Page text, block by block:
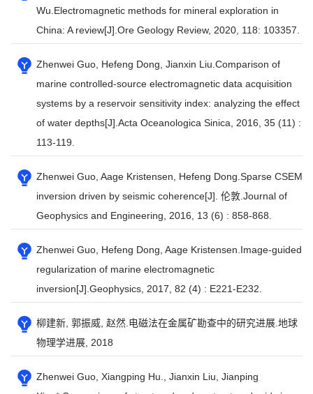
Wu.Electromagnetic methods for mineral exploration in
China: A review[J].Ore Geology Review, 2020, 118: 103357.
Zhenwei Guo, Hefeng Dong, Jianxin Liu.Comparison of
marine controlled-source electromagnetic data acquisition
systems by a reservoir sensitivity index: analyzing the effect
of water depths[J].Acta Oceanologica Sinica, 2016, 35 (11) :
113-119.
Zhenwei Guo, Aage Kristensen, Hefeng Dong.Sparse CSEM
inversion driven by seismic coherence[J]. 伦敦.Journal of
Geophysics and Engineering, 2016, 13 (6) : 858-868.
Zhenwei Guo, Hefeng Dong, Aage Kristensen.Image-guided
regularization of marine electromagnetic
inversion[J].Geophysics, 2017, 82 (4) : E221-E232.
柳建新, 郭振威, 赵然.电磁法在金属矿勘查中的研究进展.地球
物理学进展, 2018
Zhenwei Guo, Xiangping Hu., Jianxin Liu, Jianping